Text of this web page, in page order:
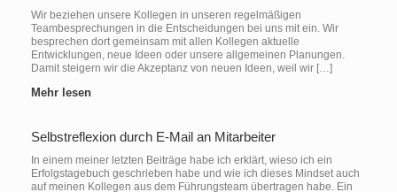
Wir beziehen unsere Kollegen in unseren regelmäßigen
Teambesprechungen in die Entscheidungen bei uns mit ein. Wir
besprechen dort gemeinsam mit allen Kollegen aktuelle
Entwicklungen, neue Ideen oder unsere allgemeinen Planungen.
Damit steigern wir die Akzeptanz von neuen Ideen, weil wir […]
Mehr lesen
Selbstreflexion durch E-Mail an Mitarbeiter
In einem meiner letzten Beiträge habe ich erklärt, wieso ich ein
Erfolgstagebuch geschrieben habe und wie ich dieses Mindset auch
auf meinen Kollegen aus dem Führungsteam übertragen habe. Ein